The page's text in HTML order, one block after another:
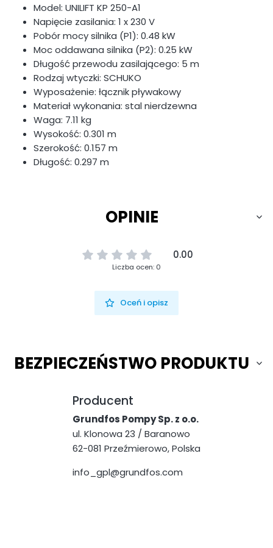
Model: UNILIFT KP 250-A1
Napięcie zasilania: 1 x 230 V
Pobór mocy silnika (P1): 0.48 kW
Moc oddawana silnika (P2): 0.25 kW
Długość przewodu zasilającego: 5 m
Rodzaj wtyczki: SCHUKO
Wyposażenie: łącznik pływakowy
Materiał wykonania: stal nierdzewna
Waga: 7.11 kg
Wysokość: 0.301 m
Szerokość: 0.157 m
Długość: 0.297 m
OPINIE
0.00
Liczba ocen: 0
Oceń i opisz
BEZPIECZEŃSTWO PRODUKTU
Producent
Grundfos Pompy Sp. z o.o.
ul. Klonowa 23 / Baranowo
62-081 Przeźmierowo, Polska
info_gpl@grundfos.com